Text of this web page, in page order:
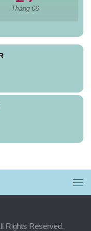
Tháng 06
Rights Reserved.